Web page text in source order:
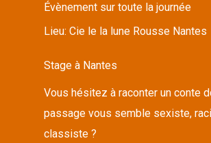
Évènement sur toute la journée
Lieu:Cie le la lune Rousse Nantes
Stage à Nantes
Vous hésitez à raconter un conte
passage vous semble sexiste,
classiste ?